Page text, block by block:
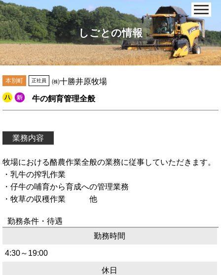
しごとの情報
本別町 正社員 ㈱十勝井原牧場
牛の飼育管理全般
業務内容
牧場における酪農作業全般の業務に従事していただきます。
・乳牛の搾乳作業
・仔牛の哺育から育成への管理業務
・牧草の収穫作業 他
勤務条件・待遇
勤務時間
4:30～19:00
休日